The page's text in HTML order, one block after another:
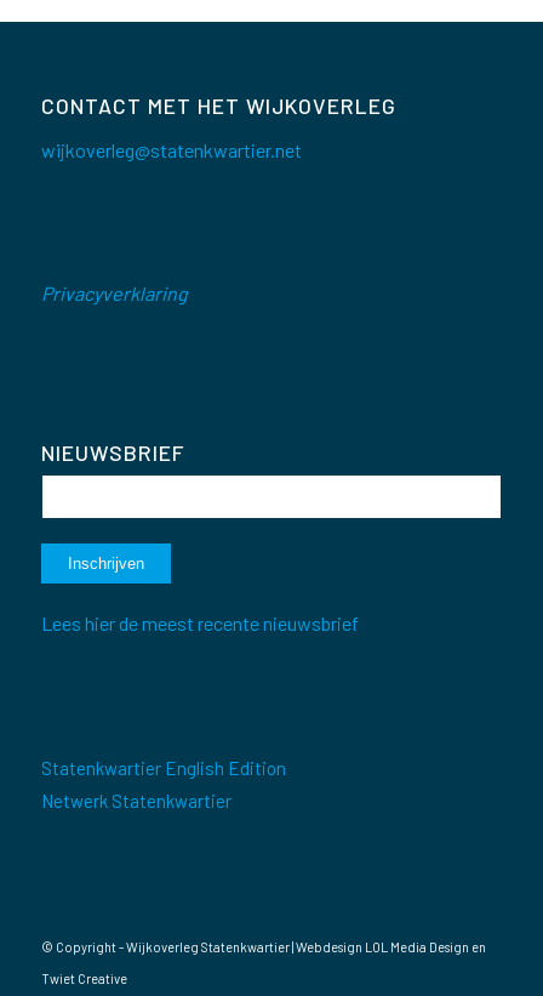
CONTACT MET HET WIJKOVERLEG
wijkoverleg@statenkwartier.net
Privacyverklaring
NIEUWSBRIEF
Lees hier de meest recente nieuwsbrief
Statenkwartier English Edition
Netwerk Statenkwartier
© Copyright - Wijkoverleg Statenkwartier | Webdesign LOL Media Design en
Twiet Creative